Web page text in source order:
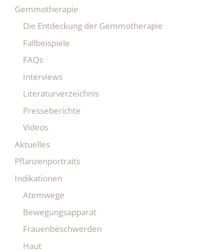
Gemmotherapie
Die Entdeckung der Gemmotherapie
Fallbeispiele
FAQs
Interviews
Literaturverzeichnis
Presseberichte
Videos
Aktuelles
Pflanzenportraits
Indikationen
Atemwege
Bewegungsapparat
Frauenbeschwerden
Haut